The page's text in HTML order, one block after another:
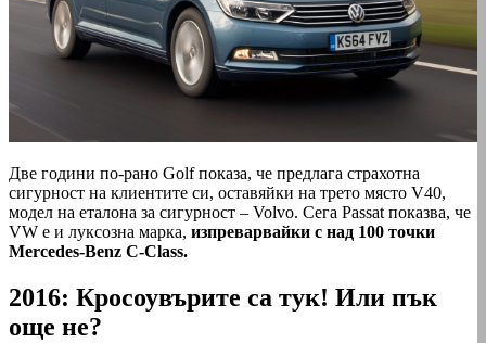
Две години по-рано Golf показа, че предлага страхотна
сигурност на клиентите си, оставяйки на трето място V40,
модел на еталона за сигурност – Volvo. Сега Passat показва, че
VW e и луксозна марка, изпреварвайки с над 100 точки
Mercedes-Benz C-Class.
2016: Кросоувърите са тук! Или пък
още не?